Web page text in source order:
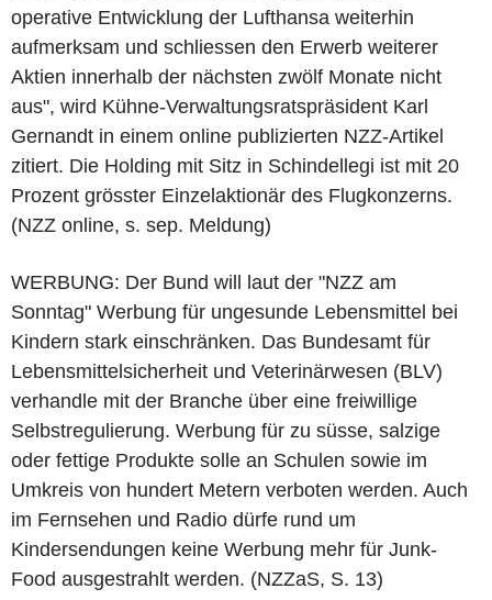
operative Entwicklung der Lufthansa weiterhin
aufmerksam und schliessen den Erwerb weiterer
Aktien innerhalb der nächsten zwölf Monate nicht
aus", wird Kühne-Verwaltungsratspräsident Karl
Gernandt in einem online publizierten NZZ-Artikel
zitiert. Die Holding mit Sitz in Schindellegi ist mit 20
Prozent grösster Einzelaktionär des Flugkonzerns.
(NZZ online, s. sep. Meldung)
WERBUNG: Der Bund will laut der "NZZ am
Sonntag" Werbung für ungesunde Lebensmittel bei
Kindern stark einschränken. Das Bundesamt für
Lebensmittelsicherheit und Veterinärwesen (BLV)
verhandle mit der Branche über eine freiwillige
Selbstregulierung. Werbung für zu süsse, salzige
oder fettige Produkte solle an Schulen sowie im
Umkreis von hundert Metern verboten werden. Auch
im Fernsehen und Radio dürfe rund um
Kindersendungen keine Werbung mehr für Junk-
Food ausgestrahlt werden. (NZZaS, S. 13)